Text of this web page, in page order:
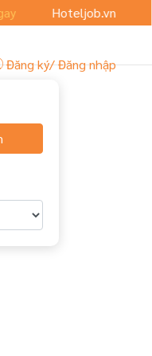
Hoteljob.vn ra mắt
Đăng ký/ Đăng nhập